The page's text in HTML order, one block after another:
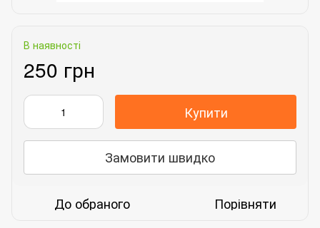
В наявності
250 грн
Купити
Замовити швидко
До обраного Порівняти